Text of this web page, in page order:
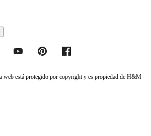
web está protegido por copyright y es propiedad de H&M